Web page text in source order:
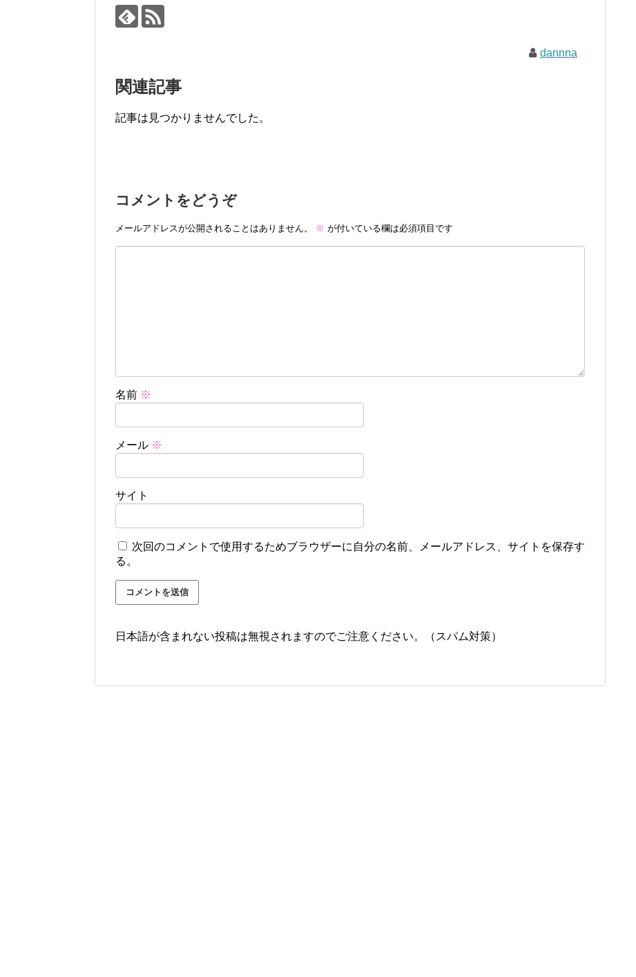
dannna
関連記事
記事は見つかりませんでした。
コメントをどうぞ
メールアドレスが公開されることはありません。 ※ が付いている欄は必須項目です
名前 ※
メール ※
サイト
次回のコメントで使用するためブラウザーに自分の名前、メールアドレス、サイトを保存す
る。
日本語が含まれない投稿は無視されますのでご注意ください。（スパム対策）